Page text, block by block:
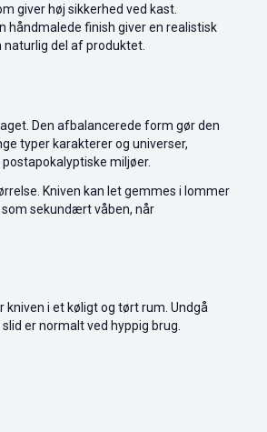
giver høj sikkerhed ved kast.
håndmalede finish giver en realistisk
del af produktet.
Den afbalancerede form gør den
typer karakterer og universer,
miljøer.
Kniven kan let gemmes i lommer
sekundært våben, når
i et køligt og tørt rum. Undgå
er normalt ved hyppig brug.